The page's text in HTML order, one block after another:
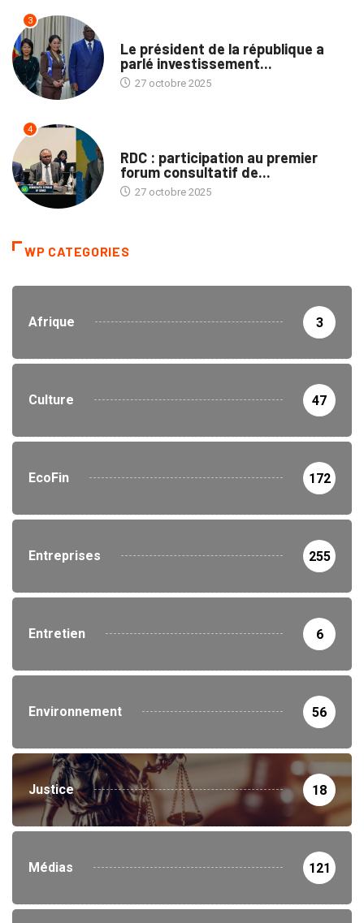
3
Le président de la république a
parlé investissement...
27 octobre 2025
4
RDC : participation au premier
forum consultatif de...
27 octobre 2025
WP CATEGORIES
Afrique 3
Culture 47
EcoFin 172
Entreprises 255
Entretien 6
Environnement 56
Justice 18
Médias 121